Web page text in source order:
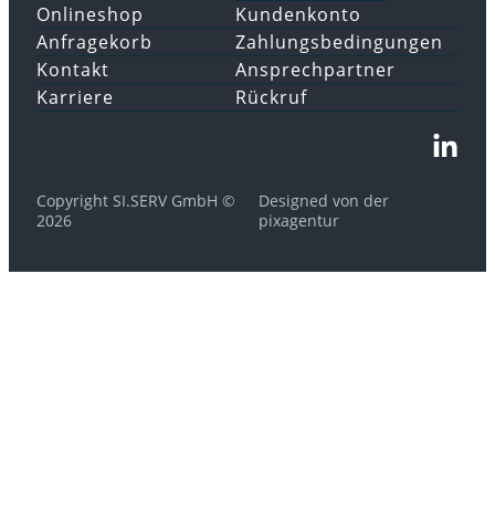
Onlineshop
Anfragekorb
Kundenkonto
Zahlungsbedingungen
Kontakt
Karriere
Ansprechpartner
Rückruf
Copyright SI.SERV GmbH ©
2026
Designed von der
pixagentur